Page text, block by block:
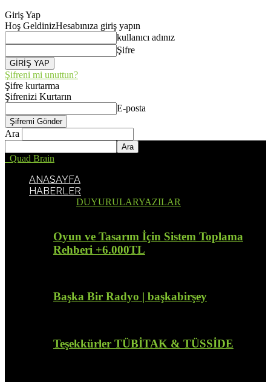
Giriş Yap
Hoş GeldinizHesabınıza giriş yapın
kullanıcı adınız
Şifre
Şifreni mi unuttun?
Şifre kurtarma
Şifrenizi Kurtarın
E-posta
Ara
Quad Brain
ANASAYFA
HABERLER
DUYURULARYAZILAR
Oyun ve Tasarım İçin Sistem Toplama
Rehberi +6.000TL
Başka Bir Radyo | başkabirşey
Teşekkürler TÜBİTAK & TÜSSİDE